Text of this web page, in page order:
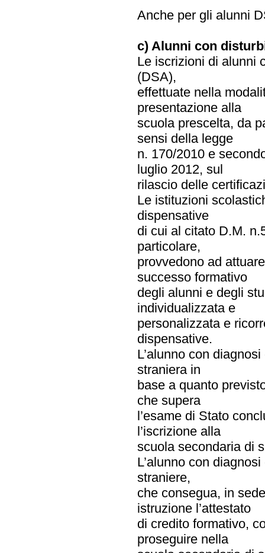
Anche per gli alunni
c) Alunni con
Le iscrizioni di alunni
(DSA),
effettuate nella
presentazione alla
scuola prescelta, da
sensi della legge
n. 170/2010 e
luglio 2012, sul
rilascio delle
Le istituzioni
dispensative
di cui al citato D.M.
particolare,
provvedono ad
successo formativo
degli alunni e degli
individualizzata e
personalizzata e
dispensative.
L’alunno con
straniera in
base a quanto
che supera
l’esame di Stato
l’iscrizione alla
scuola secondaria di
L’alunno con
straniere,
che consegua, in
istruzione l’attestato
di credito formativo,
proseguire nella